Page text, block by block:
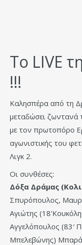
Το LIVE
!!!
Καλησπέρα από τη
μεταδώσει ζωντανά
με τον πρωτοπόρο
αγωνιστικής του
Λιγκ 2.
Οι συνθέσες:
Δόξα Δράμας
Σπυρόπουλος,
Αγιώτης
Αγγελόπουλος (83′
Μπελεβώνης)